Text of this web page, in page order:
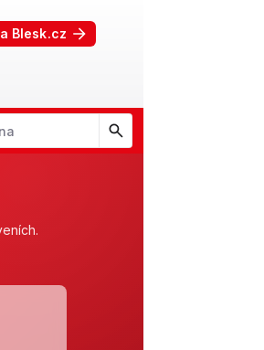
Blesk.cz
dolů a nahoru procházejte návrhy,